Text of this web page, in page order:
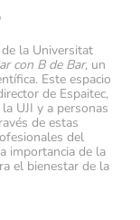
la Universitat
con B de Bar, un
Este espacio
de Espaitec,
UJI y a personas
de estas
del
importancia de la
el bienestar de la